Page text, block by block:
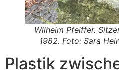
Wilhelm Pfeiffer.
1982. Foto: Sara
Plastik